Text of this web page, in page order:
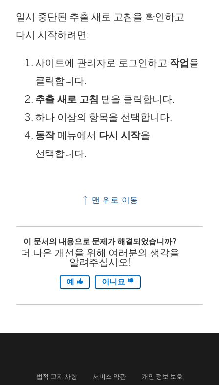
일시 중단된 추출 새로 고침을 확인하고
다시 시작하려면:
사이트에 관리자로 로그인하고 작업을
클릭합니다.
추출 새로 고침 탭을 클릭합니다.
하나 이상의 항목을 선택합니다.
동작메뉴에서 다시 시작을
선택합니다.
맨 위로 이동
이 문서의 내용으로 문제가 해결되었습니까?
더 나은 개선을 위해 여러분의 생각을
알려주십시오!
예 아니요
법적 고지 사항 서비스 약관 개인 정보 보호